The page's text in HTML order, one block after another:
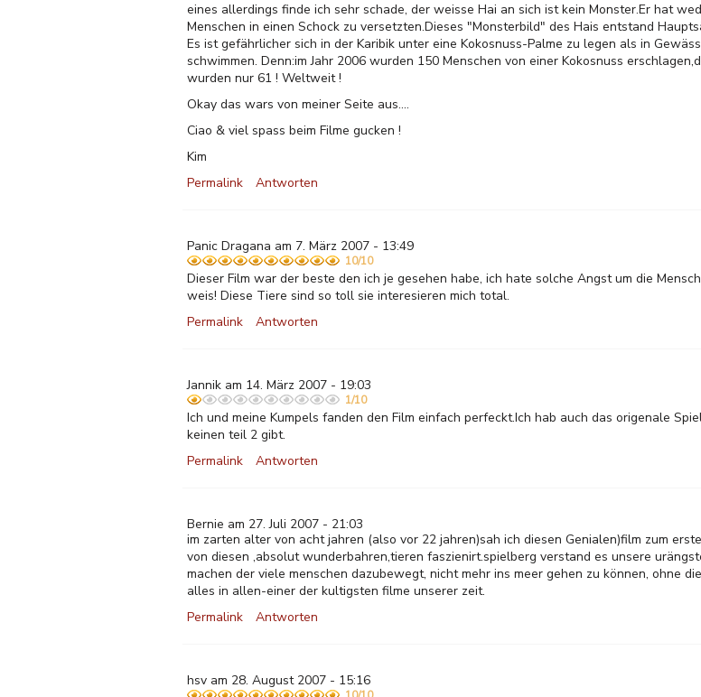
eines allerdings finde ich sehr schade, der weisse Hai an sich ist kein Monster.Er hat
Menschen in einen Schock zu versetzten.Dieses "Monsterbild" des Hais entstand
Es ist gefährlicher sich in der Karibik unter eine Kokosnuss-Palme zu legen als in
schwimmen. Denn:im Jahr 2006 wurden 150 Menschen von einer Kokosnuss
wurden nur 61 ! Weltweit !
Okay das wars von meiner Seite aus....
Ciao & viel spass beim Filme gucken !
Kim
Permalink
Antworten
Panic Dragana am 7. März 2007 - 13:49
10/10
Dieser Film war der beste den ich je gesehen habe, ich hate solche Angst um die
weis! Diese Tiere sind so toll sie interesieren mich total.
Permalink
Antworten
Jannik am 14. März 2007 - 19:03
1/10
Ich und meine Kumpels fanden den Film einfach perfeckt.Ich hab auch das origenale
keinen teil 2 gibt.
Permalink
Antworten
Bernie am 27. Juli 2007 - 21:03
im zarten alter von acht jahren (also vor 22 jahren)sah ich diesen Genialen)film zum
von diesen ,absolut wunderbahren,tieren faszienirt.spielberg verstand es unsere
machen der viele menschen dazubewegt, nicht mehr ins meer gehen zu können, ohne
alles in allen-einer der kultigsten filme unserer zeit.
Permalink
Antworten
hsv am 28. August 2007 - 15:16